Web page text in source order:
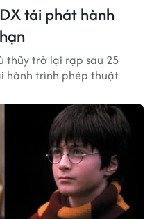
tái phát hành
thủy trở lại rạp sau 25
hành trình phép thuật